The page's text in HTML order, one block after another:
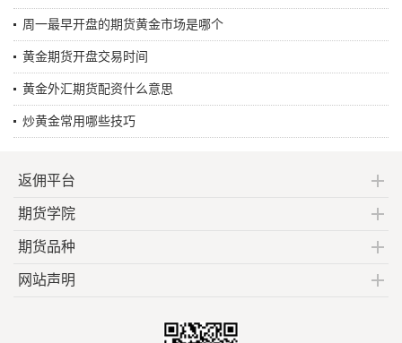
周一最早开盘的期货黄金市场是哪个
黄金期货开盘交易时间
黄金外汇期货配资什么意思
炒黄金常用哪些技巧
返佣平台
期货学院
期货品种
网站声明